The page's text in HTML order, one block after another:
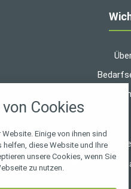
© 2026
Cookies
Einige von ihnen sind
diese Website und Ihre
unsere Cookies, wenn Sie
zu nutzen.
alle verwendeten Cookies und
zu blockieren.
Notwendig